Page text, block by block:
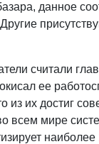
данное
считали
ее
из их достиг
всем мире
наиболее